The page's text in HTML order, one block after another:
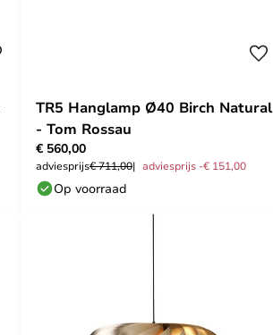
TR5 Hanglamp Ø40 Birch Natural
- Tom Rossau
€ 560,00
adviesprijs€ 711,00 adviesprijs -€ 151,00
Op voorraad